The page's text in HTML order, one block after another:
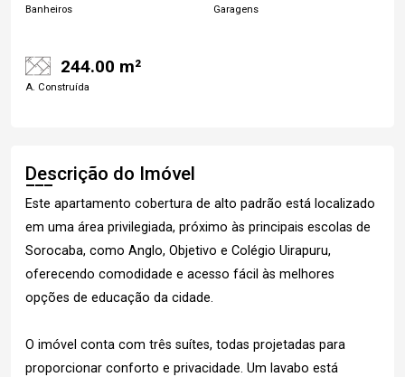
Banheiros Garagens
244.00 m²
A. Construída
Descrição do Imóvel
Este apartamento cobertura de alto padrão está localizado
em uma área privilegiada, próximo às principais escolas de
Sorocaba, como Anglo, Objetivo e Colégio Uirapuru,
oferecendo comodidade e acesso fácil às melhores
opções de educação da cidade.
O imóvel conta com três suítes, todas projetadas para
proporcionar conforto e privacidade. Um lavabo está